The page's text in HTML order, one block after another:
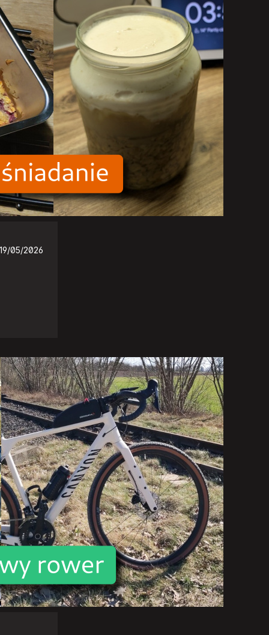
19/05/2026